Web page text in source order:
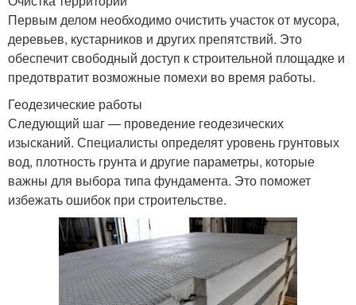
Первым делом необходимо очистить участок от мусора,
деревьев, кустарников и других препятствий. Это
обеспечит свободный доступ к строительной площадке и
предотвратит возможные помехи во время работы.
Геодезические работы
Следующий шаг — проведение геодезических
изысканий. Специалисты определят уровень грунтовых
вод, плотность грунта и другие параметры, которые
важны для выбора типа фундамента. Это поможет
избежать ошибок при строительстве.